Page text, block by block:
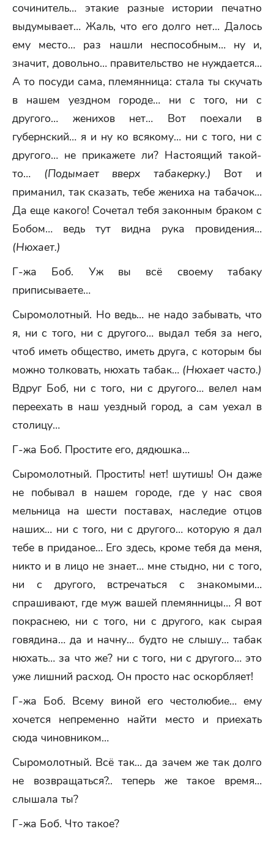
сочинитель… этакие разные истории печатно
выдумывает… Жаль, что его долго нет… Далось
ему место… раз нашли неспособным… ну и,
значит, довольно… правительство не нуждается…
А то посуди сама, племянница: стала ты скучать
в нашем уездном городе… ни с того, ни с
другого… женихов нет… Вот поехали в
губернский… я и ну ко всякому… ни с того, ни с
другого… не прикажете ли? Настоящий такой-
то… (Подымает вверх табакерку.) Вот и
приманил, так сказать, тебе жениха на табачок…
Да еще какого! Сочетал тебя законным браком с
Бобом… ведь тут видна рука провидения…
(Нюхает.)
Г-жа Боб. Уж вы всё своему табаку
приписываете…
Сыромолотный. Но ведь… не надо забывать, что
я, ни с того, ни с другого… выдал тебя за него,
чтоб иметь общество, иметь друга, с которым бы
можно толковать, нюхать табак… (Нюхает часто.)
Вдруг Боб, ни с того, ни с другого… велел нам
переехать в наш уездный город, а сам уехал в
столицу…
Г-жа Боб. Простите его, дядюшка…
Сыромолотный. Простить! нет! шутишь! Он даже
не побывал в нашем городе, где у нас своя
мельница на шести поставах, наследие отцов
наших… ни с того, ни с другого… которую я дал
тебе в приданое… Его здесь, кроме тебя да меня,
никто и в лицо не знает… мне стыдно, ни с того,
ни с другого, встречаться с знакомыми…
спрашивают, где муж вашей племянницы… Я вот
покраснею, ни с того, ни с другого, как сырая
говядина… да и начну… будто не слышу… табак
нюхать… за что же? ни с того, ни с другого… это
уже лишний расход. Он просто нас оскорбляет!
Г-жа Боб. Всему виной его честолюбие… ему
хочется непременно найти место и приехать
сюда чиновником…
Сыромолотный. Всё так… да зачем же так долго
не возвращаться?.. теперь же такое время…
слышала ты?
Г-жа Боб. Что такое?